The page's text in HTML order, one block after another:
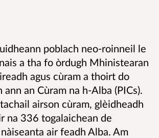
poblach neo-roinneil le
a tha fo òrdugh Mhinistearan
agus cùram a thoirt do
ann an Cùram na h-Alba (PICs).
airson cùram, glèidheadh
na 336 togalaichean de
air feadh Alba. Am